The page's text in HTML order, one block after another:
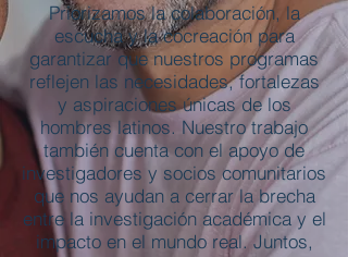
Priorizamos la colaboración, la
escucha y la cocreación para
garantizar que nuestros programas
reflejen las necesidades, fortalezas
y aspiraciones únicas de los
hombres latinos. Nuestro trabajo
también cuenta con el apoyo de
investigadores y socios comunitarios
que nos ayudan a cerrar la brecha
entre la investigación académica y el
impacto en el mundo real. Juntos,